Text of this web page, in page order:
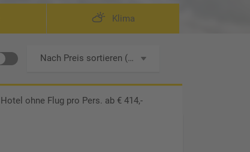
Klima
Nach Preis sortieren (aufsteigend)
Hotel ohne Flug pro Pers. ab € 414,-